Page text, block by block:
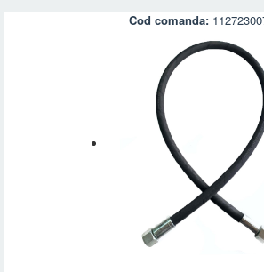
AUTENTIFICARE
Cod comanda: